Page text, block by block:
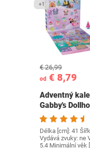
+1
od € 8,79
€ 26,99
Adventný
Gabby's
Délka [cm]: 41
Vydává zvuky: ne
5.4 Minimální věk